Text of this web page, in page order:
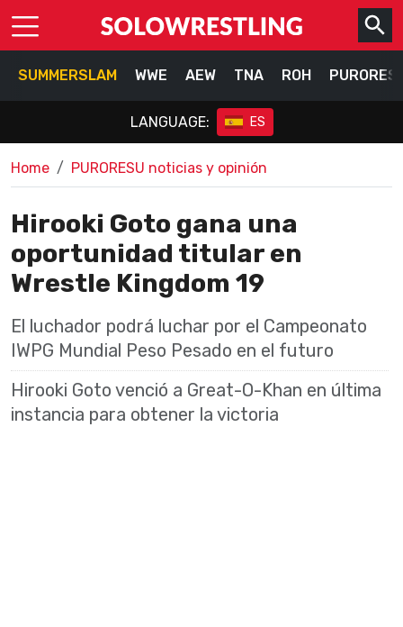
SUMMERSLAM WWE AEW TNA ROH
LANGUAGE: ES
Home PURORESU noticias y opinión
Hirooki Goto gana una
oportunidad titular en
Wrestle Kingdom 19
El luchador podrá luchar por el Campeonato
IWPG Mundial Peso Pesado en el futuro
Hirooki Goto venció a Great-O-Khan en última
instancia para obtener la victoria